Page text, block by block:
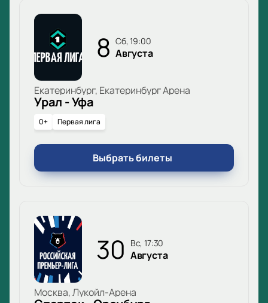
8 сб, 19:00
Августа
Екатеринбург, Екатеринбург Арена
Урал - Уфа
0+ Первая лига
Выбрать билеты
30 вс, 17:30
Августа
Москва, Лукойл-Арена